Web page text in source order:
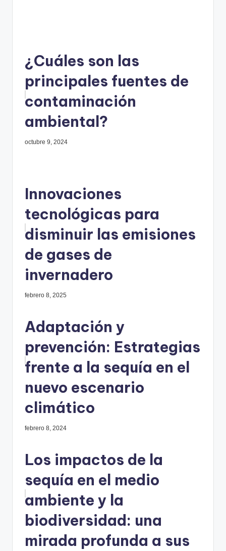
¿Cuáles son las
principales fuentes de
contaminación
ambiental?
octubre 9, 2024
Innovaciones
tecnológicas para
disminuir las emisiones
de gases de
invernadero
febrero 8, 2025
Adaptación y
prevención: Estrategias
frente a la sequía en el
nuevo escenario
climático
febrero 8, 2024
Los impactos de la
sequía en el medio
ambiente y la
biodiversidad: una
mirada profunda a sus